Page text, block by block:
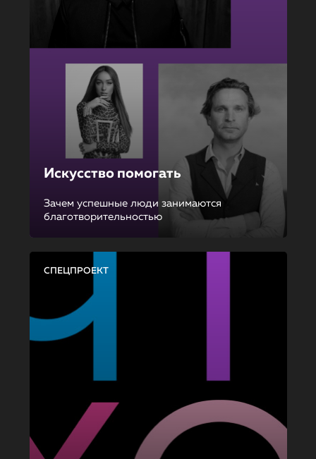
Искусство помогать
Зачем успешные люди занимаются
благотворительностью
СПЕЦПРОЕКТ